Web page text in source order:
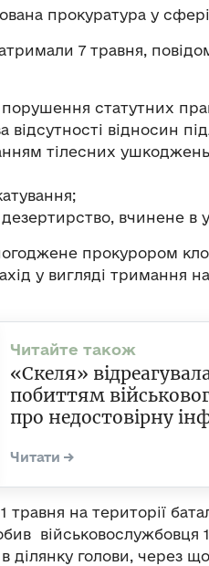
прокуратура у
7 травня,
статутних
відсутності відносин
тілесних
вчинене в
прокурором
у вигляді тримання
«Скеля»
побиттям
про недостовірну
на території
військовослужбовця
ділянку голови, через